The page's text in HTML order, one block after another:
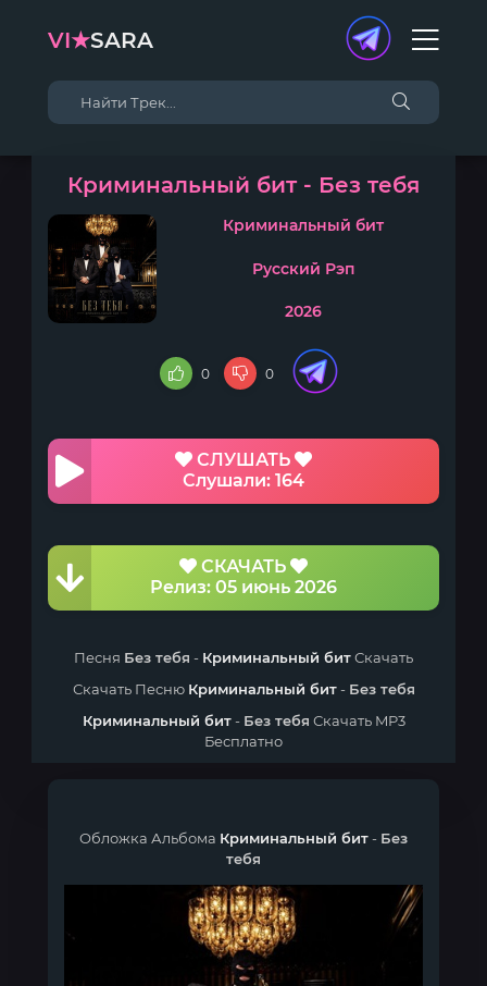
VI★SARA
Криминальный бит - Без тебя
Криминальный бит
Русский Рэп
2026
0 0
СЛУШАТЬ
Слушали: 164
СКАЧАТЬ
Релиз: 05 июнь 2026
Песня Без тебя - Криминальный битСкачать
Скачать Песню Криминальный бит- Без тебя
Криминальный бит- Без тебя Скачать MP3
Бесплатно
Обложка Альбома Криминальный бит- Без
тебя